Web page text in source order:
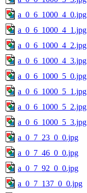
a_0_6_1000_4_0.jpg
a_0_6_1000_4_1.jpg
a_0_6_1000_4_2.jpg
a_0_6_1000_4_3.jpg
a_0_6_1000_5_0.jpg
a_0_6_1000_5_1.jpg
a_0_6_1000_5_2.jpg
a_0_6_1000_5_3.jpg
a_0_7_23_0_0.jpg
a_0_7_46_0_0.jpg
a_0_7_92_0_0.jpg
a_0_7_137_0_0.jpg